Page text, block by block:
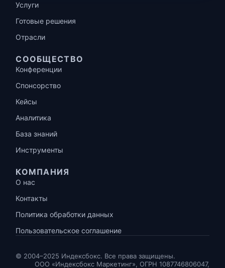
Услуги
Готовые решения
Отрасли
СООБЩЕСТВО
Конференции
Спонсорство
Кейсы
Аналитика
База знаний
Инструменты
КОМПАНИЯ
О нас
Контакты
Политика обработки данных
Пользовательское соглашение
© 2004–2025 Индексбокс. Все права защищены.
ООО «Индексбокс Маркетинг», ОГРН 1087746806047,